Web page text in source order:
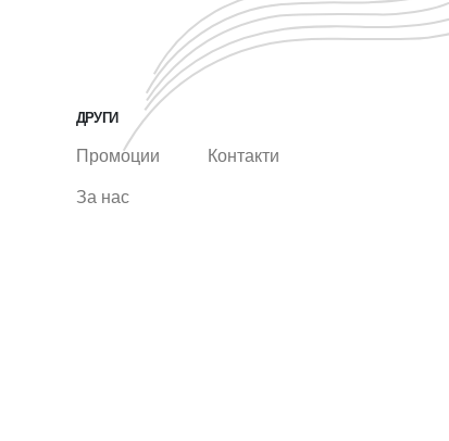
ДРУГИ
Промоции
За нас
Контакти